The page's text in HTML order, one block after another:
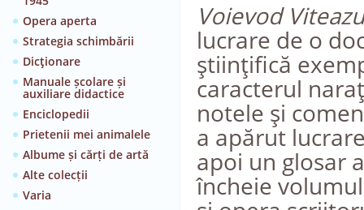
Opera aperta
Strategia schimbării
Dicţionare
Manuale școlare și
auxiliare didactice
Enciclopedii
Prietenii mei animalele
Albume și cărți de artă
Alte colecții
Varia
Voievod
lucrare de o
ştiinţifică
caracterul
notele şi
a apărut
apoi un glosar
încheie